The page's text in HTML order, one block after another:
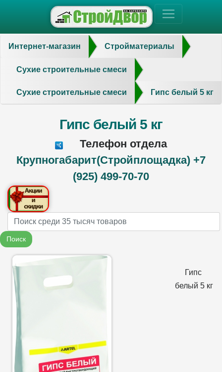
Интернет-магазин Стройматериалы
Сухие строительные смеси
Сухие строительные смеси Гипс белый 5 кг
Гипс белый 5 кг
Телефон отдела
Крупногабарит(Стройплощадка) +7
(925) 499-70-70
Name
Поиск
Гипс
белый 5 кг